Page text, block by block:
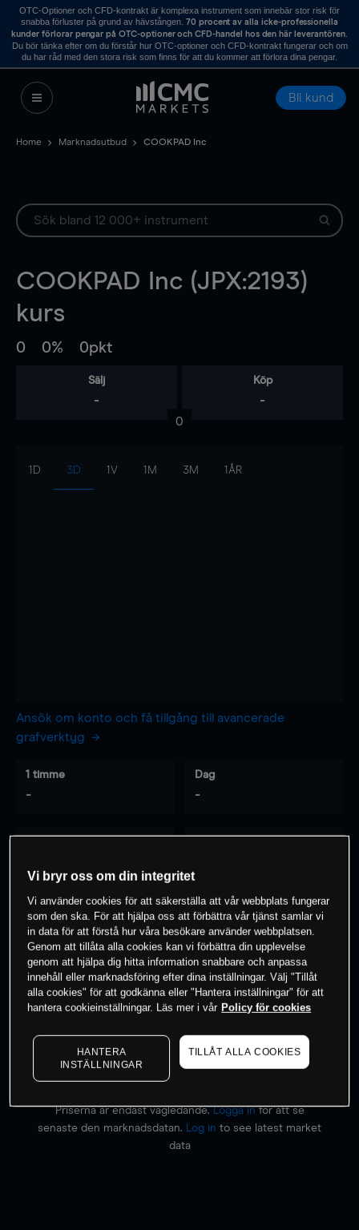
OTC-Optioner och CFD-kontrakt är komplexa instrument som innebär stor risk för
snabba förluster på grund av hävstången. 70 procent av alla icke-professionella
kunder förlorar pengar på OTC-optioner och CFD-handel hos den här leverantören.
Du bör tänka efter om du förstår hur OTC-optioner och CFD-kontrakt fungerar och om
du har råd med den stora risk som finns för att du kommer att förlora dina pengar.
Bli kund
Home Marknadsutbud COOKPAD Inc
COOKPAD Inc (JPX:2193)
kurs
0 0% 0pkt
Sälj
-
Köp
-
0
1D 3D 1V 1M 3M 1ÅR
Ansök om konto och få tillgång till avancerade
grafverktyg
1 timme
-
Dag
-
0% av kunderna har en position i detta
instrument
Börja handla
Priserna är endast vägledande.Logga inför att se
senaste den marknadsdatan.
Log in to see latest market
data
Vi bryr oss om din integritet
Vi använder cookies för att säkerställa att vår webbplats fungerar
som den ska. För att hjälpa oss att förbättra vår tjänst samlar vi
in data för att förstå hur våra besökare använder webbplatsen.
Genom att tillåta alla cookies kan vi förbättra din upplevelse
genom att hjälpa dig hitta information snabbare och anpassa
innehåll eller marknadsföring efter dina inställningar. Välj "Tillåt
alla cookies" för att godkänna eller "Hantera inställningar" för att
hantera cookieinställningar. Läs mer i vår Policy för cookies
HANTERA
INSTÄLLNINGAR
TILLÅT ALLA COOKIES